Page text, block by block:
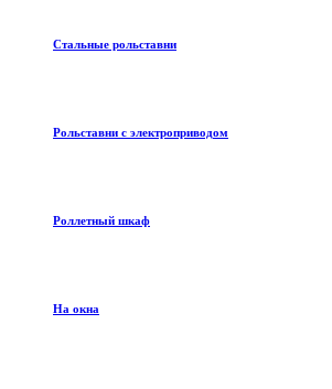
Стальные рольставни
Рольставни с электроприводом
Роллетный шкаф
На окна